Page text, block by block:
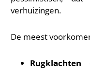
verhuizingen.
De meest